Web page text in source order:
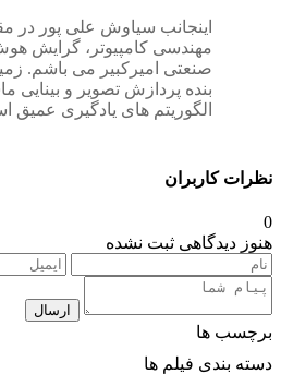
اینجانب سیاوش علی پور در
مهندسی کامپیوتر، گرایش
صنعتی امیرکبیر می باشم.
بنده پردازش تصویر و بینایی
الگوریتم های یادگیری عمیق
نظرات کاربران
0
هنوز دیدگاهی ثبت نشده
ارسال
برچسب ها
دسته بندی فیلم ها